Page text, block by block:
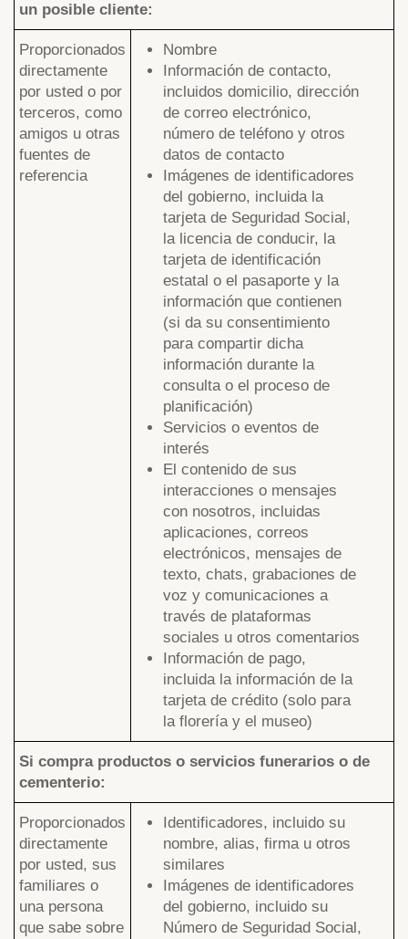
un posible cliente:
Proporcionados
directamente
por usted o por
terceros, como
amigos u otras
fuentes de
referencia
Nombre
Información de contacto,
incluidos domicilio, dirección
de correo electrónico,
número de teléfono y otros
datos de contacto
Imágenes de identificadores
del gobierno, incluida la
tarjeta de Seguridad Social,
la licencia de conducir, la
tarjeta de identificación
estatal o el pasaporte y la
información que contienen
(si da su consentimiento
para compartir dicha
información durante la
consulta o el proceso de
planificación)
Servicios o eventos de
interés
El contenido de sus
interacciones o mensajes
con nosotros, incluidas
aplicaciones, correos
electrónicos, mensajes de
texto, chats, grabaciones de
voz y comunicaciones a
través de plataformas
sociales u otros comentarios
Información de pago,
incluida la información de la
tarjeta de crédito (solo para
la florería y el museo)
Si compra productos o servicios funerarios o de
cementerio:
Proporcionados
directamente
por usted, sus
familiares o
una persona
que sabe sobre
Identificadores, incluido su
nombre, alias, firma u otros
similares
Imágenes de identificadores
del gobierno, incluido su
Número de Seguridad Social,